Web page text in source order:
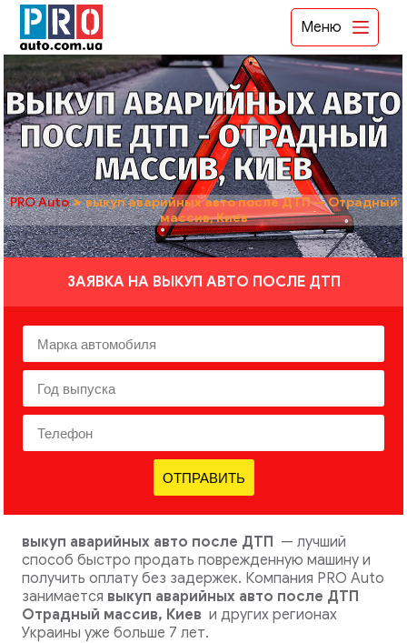
Меню
ВЫКУП АВАРИЙНЫХ АВТО
ПОСЛЕ ДТП - ОТРАДНЫЙ
МАССИВ, КИЕВ
PRO Auto➤выкуп аварийных авто после ДТП — Отрадный
массив, Киев
ЗАЯВКА НА ВЫКУП АВТО ПОСЛЕ ДТП
ОТПРАВИТЬ
выкуп аварийных авто после ДТП — лучший
способ быстро продать поврежденную машину и
получить оплату без задержек. Компания PRO Auto
занимается выкуп аварийных авто после ДТП
Отрадный массив, Киев и других регионах
Украины уже больше 7 лет.